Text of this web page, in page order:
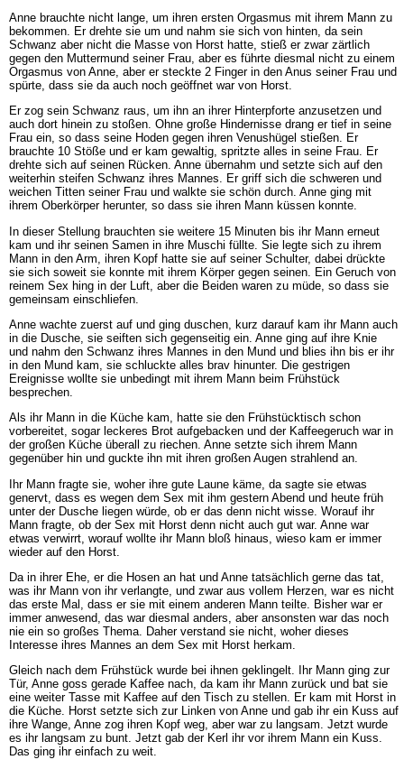
Anne brauchte nicht lange, um ihren ersten Orgasmus mit ihrem Mann zu
bekommen. Er drehte sie um und nahm sie sich von hinten, da sein
Schwanz aber nicht die Masse von Horst hatte, stieß er zwar zärtlich
gegen den Muttermund seiner Frau, aber es führte diesmal nicht zu einem
Orgasmus von Anne, aber er steckte 2 Finger in den Anus seiner Frau und
spürte, dass sie da auch noch geöffnet war von Horst.
Er zog sein Schwanz raus, um ihn an ihrer Hinterpforte anzusetzen und
auch dort hinein zu stoßen. Ohne große Hindernisse drang er tief in seine
Frau ein, so dass seine Hoden gegen ihren Venushügel stießen. Er
brauchte 10 Stöße und er kam gewaltig, spritzte alles in seine Frau. Er
drehte sich auf seinen Rücken. Anne übernahm und setzte sich auf den
weiterhin steifen Schwanz ihres Mannes. Er griff sich die schweren und
weichen Titten seiner Frau und walkte sie schön durch. Anne ging mit
ihrem Oberkörper herunter, so dass sie ihren Mann küssen konnte.
In dieser Stellung brauchten sie weitere 15 Minuten bis ihr Mann erneut
kam und ihr seinen Samen in ihre Muschi füllte. Sie legte sich zu ihrem
Mann in den Arm, ihren Kopf hatte sie auf seiner Schulter, dabei drückte
sie sich soweit sie konnte mit ihrem Körper gegen seinen. Ein Geruch von
reinem Sex hing in der Luft, aber die Beiden waren zu müde, so dass sie
gemeinsam einschliefen.
Anne wachte zuerst auf und ging duschen, kurz darauf kam ihr Mann auch
in die Dusche, sie seiften sich gegenseitig ein. Anne ging auf ihre Knie
und nahm den Schwanz ihres Mannes in den Mund und blies ihn bis er ihr
in den Mund kam, sie schluckte alles brav hinunter. Die gestrigen
Ereignisse wollte sie unbedingt mit ihrem Mann beim Frühstück
besprechen.
Als ihr Mann in die Küche kam, hatte sie den Frühstücktisch schon
vorbereitet, sogar leckeres Brot aufgebacken und der Kaffeegeruch war in
der großen Küche überall zu riechen. Anne setzte sich ihrem Mann
gegenüber hin und guckte ihn mit ihren großen Augen strahlend an.
Ihr Mann fragte sie, woher ihre gute Laune käme, da sagte sie etwas
genervt, dass es wegen dem Sex mit ihm gestern Abend und heute früh
unter der Dusche liegen würde, ob er das denn nicht wisse. Worauf ihr
Mann fragte, ob der Sex mit Horst denn nicht auch gut war. Anne war
etwas verwirrt, worauf wollte ihr Mann bloß hinaus, wieso kam er immer
wieder auf den Horst.
Da in ihrer Ehe, er die Hosen an hat und Anne tatsächlich gerne das tat,
was ihr Mann von ihr verlangte, und zwar aus vollem Herzen, war es nicht
das erste Mal, dass er sie mit einem anderen Mann teilte. Bisher war er
immer anwesend, das war diesmal anders, aber ansonsten war das noch
nie ein so großes Thema. Daher verstand sie nicht, woher dieses
Interesse ihres Mannes an dem Sex mit Horst herkam.
Gleich nach dem Frühstück wurde bei ihnen geklingelt. Ihr Mann ging zur
Tür, Anne goss gerade Kaffee nach, da kam ihr Mann zurück und bat sie
eine weiter Tasse mit Kaffee auf den Tisch zu stellen. Er kam mit Horst in
die Küche. Horst setzte sich zur Linken von Anne und gab ihr ein Kuss auf
ihre Wange, Anne zog ihren Kopf weg, aber war zu langsam. Jetzt wurde
es ihr langsam zu bunt. Jetzt gab der Kerl ihr vor ihrem Mann ein Kuss.
Das ging ihr einfach zu weit.